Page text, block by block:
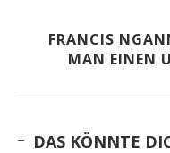
FRANCIS
AN EINEN
DAS KÖNNTE